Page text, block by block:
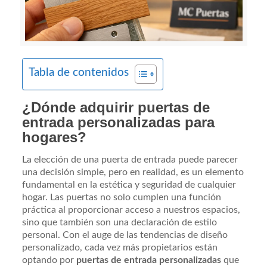
Tabla de contenidos
¿Dónde adquirir puertas de
entrada personalizadas para
hogares?
La elección de una puerta de entrada puede parecer
una decisión simple, pero en realidad, es un elemento
fundamental en la estética y seguridad de cualquier
hogar. Las puertas no solo cumplen una función
práctica al proporcionar acceso a nuestros espacios,
sino que también son una declaración de estilo
personal. Con el auge de las tendencias de diseño
personalizado, cada vez más propietarios están
optando por puertas de entrada personalizadas que